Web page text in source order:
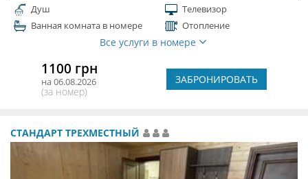
Душ
Телевизор
Ванная комната в номере
Отопление
Все услуги в номере
1100 грн
на 06.08.2026
(за номер)
ЗАБРОНИРОВАТЬ
СТАНДАРТ ТРЕХМЕСТНЫЙ